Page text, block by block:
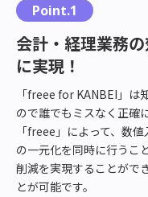
れ
ら
の
課
題
を
freee
for
KANBEI
が
Point.1
会計・経理業務
に実現！
「freee for KANBEI」は
ので誰でもミスなく正確
「freee」によって、数
の一元化を同時に行うこ
削減を実現することがで
とが可能です。